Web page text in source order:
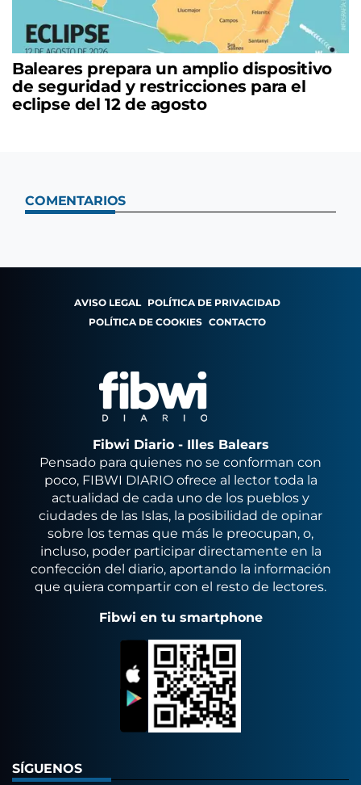
Baleares prepara un amplio dispositivo
de seguridad y restricciones para el
eclipse del 12 de agosto
COMENTARIOS
AVISO LEGAL POLÍTICA DE PRIVACIDAD
POLÍTICA DE COOKIES CONTACTO
Fibwi Diario - Illes Balears
Pensado para quienes no se conforman con
poco, FIBWI DIARIO ofrece al lector toda la
actualidad de cada uno de los pueblos y
ciudades de las Islas, la posibilidad de opinar
sobre los temas que más le preocupan, o,
incluso, poder participar directamente en la
confección del diario, aportando la información
que quiera compartir con el resto de lectores.
Fibwi en tu smartphone
SÍGUENOS